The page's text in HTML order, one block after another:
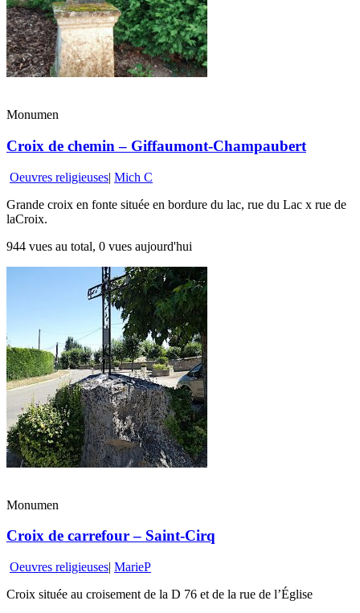
Monumen
Croix de chemin – Giffaumont-Champaubert
Oeuvres religieuses| Mich C
Grande croix en fonte située en bordure du lac, rue du Lac x rue de
laCroix.
944 vues au total, 0 vues aujourd'hui
Monumen
Croix de carrefour – Saint-Cirq
Oeuvres religieuses| MarieP
Croix située au croisement de la D 76 et de la rue de l’Église